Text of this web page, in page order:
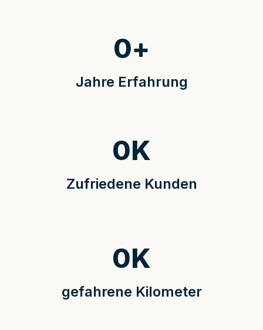
Jahre Erfahrung
0+
Zufriedene Kunden
0K
gefahrene Kilometer
0K